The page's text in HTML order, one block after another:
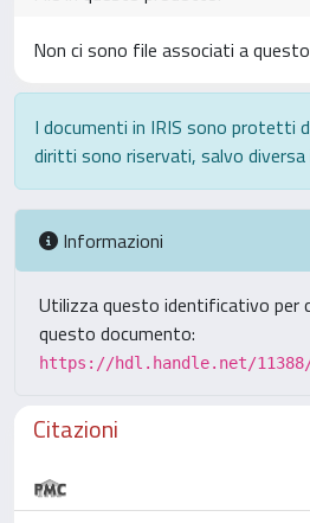
Non ci sono file associati a
I documenti in IRIS sono protetti
diritti sono riservati, salvo diversa
Informazioni
Utilizza questo identificativo per
questo documento:
https://hdl.handle.net/11388/
Citazioni